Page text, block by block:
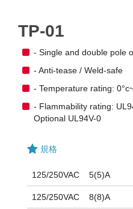
TP-01
- Single and double pole
- Anti-tease / Weld-safe
- Temperature rating:
- Flammability rating:
Optional UL94V-0
規格
125/250VAC 5(5)A
125/250VAC 8(8)A